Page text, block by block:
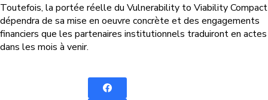
Toutefois, la portée réelle du Vulnerability to Viability Compact
dépendra de sa mise en oeuvre concrète et des engagements
financiers que les partenaires institutionnels traduiront en actes
dans les mois à venir.